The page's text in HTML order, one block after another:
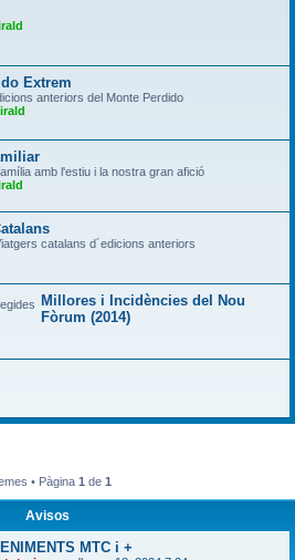
Extrem
anteriors del Monte Perdido
amb l'estiu i la nostra gran afició
catalans d´edicions anteriors
Millores i Incidències del Nou
Fòrum (2014)
• Pàgina 1 de 1
Avisos
MTC i +